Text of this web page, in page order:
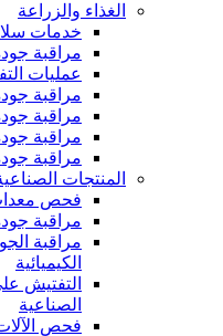
الغذاء والزراعة
خدمات
مراقبة
عمليات
مراقبة
مراقبة
مراقبة
مراقبة
المنتجات
فحص معدات
مراقبة
مراقبة
الكيميائية
التفتيش
الصناعية
فحص